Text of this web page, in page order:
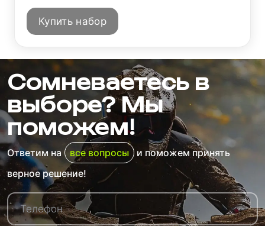
Купить набор
Сомневаетесь в
выборе? Мы
поможем!
Ответим на все вопросы
и поможем принять
верное решение!